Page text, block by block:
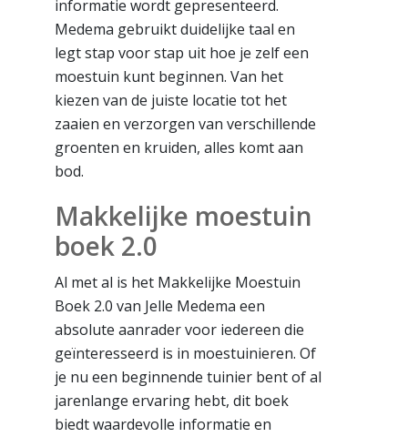
informatie wordt gepresenteerd.
Medema gebruikt duidelijke taal en
legt stap voor stap uit hoe je zelf een
moestuin kunt beginnen. Van het
kiezen van de juiste locatie tot het
zaaien en verzorgen van verschillende
groenten en kruiden, alles komt aan
bod.
Makkelijke moestuin
boek 2.0
Al met al is het Makkelijke Moestuin
Boek 2.0 van Jelle Medema een
absolute aanrader voor iedereen die
geïnteresseerd is in moestuinieren. Of
je nu een beginnende tuinier bent of al
jarenlange ervaring hebt, dit boek
biedt waardevolle informatie en